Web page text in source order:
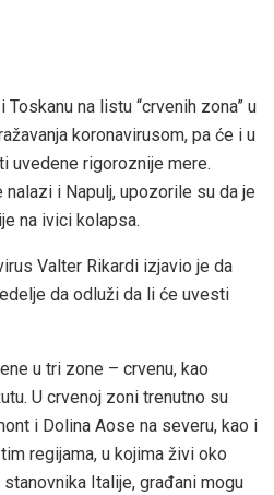
na listu “crvenih zona” u
koronavirusom, pa će i u
uvedene rigoroznije mere.
i Napulj, upozorile su da je
na ivici kolapsa.
Valter Rikardi izjavio je da
da odluži da li će uvesti
u tri zone – crvenu, kao
U crvenoj zoni trenutno su
i Dolina Aose na severu, kao i
regijama, u kojima živi oko
Italije, građani mogu